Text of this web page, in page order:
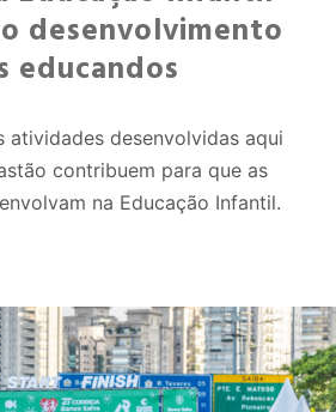
desenvolvimento
educandos
atividades desenvolvidas aqui
contribuem para que as
na Educação Infantil.